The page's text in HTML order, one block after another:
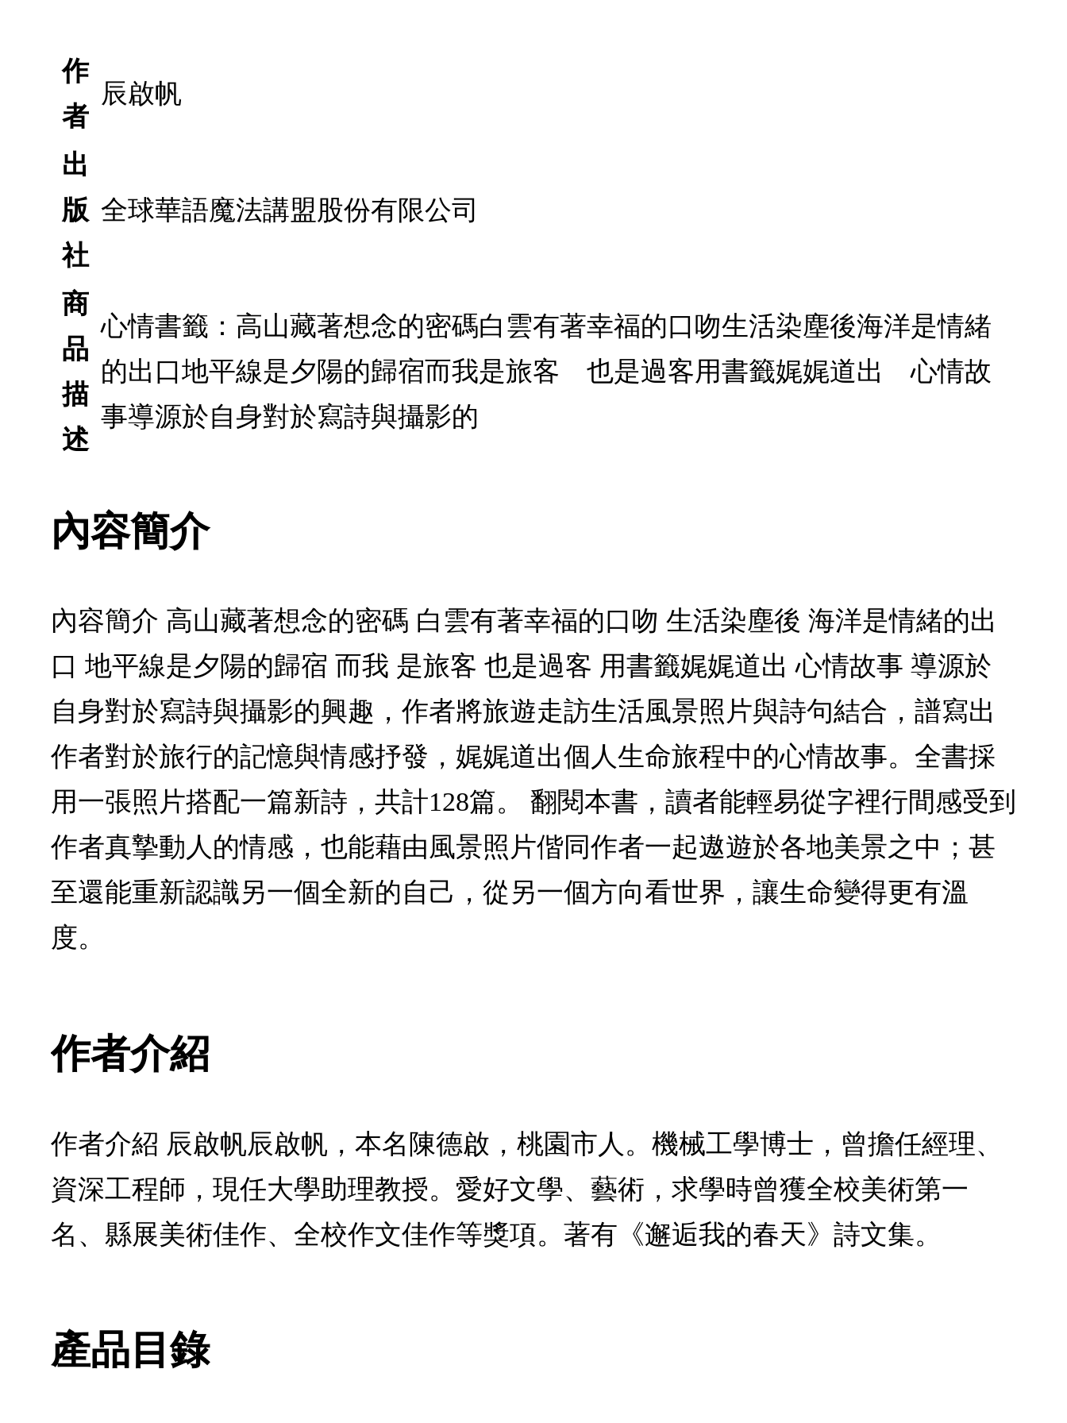
作
者
辰啟帆
出
版
社
全球華語魔法講盟股份有限公司
商
品
描
述
心情書籤：高山藏著想念的密碼白雲有著幸福的口吻生活染塵後海洋是情緒
的出口地平線是夕陽的歸宿而我是旅客 也是過客用書籤娓娓道出 心情故
事導源於自身對於寫詩與攝影的
內容簡介
內容簡介 高山藏著想念的密碼 白雲有著幸福的口吻 生活染塵後 海洋是情緒的出
口 地平線是夕陽的歸宿 而我 是旅客 也是過客 用書籤娓娓道出 心情故事 導源於
自身對於寫詩與攝影的興趣，作者將旅遊走訪生活風景照片與詩句結合，譜寫出
作者對於旅行的記憶與情感抒發，娓娓道出個人生命旅程中的心情故事。全書採
用一張照片搭配一篇新詩，共計128篇。 翻閱本書，讀者能輕易從字裡行間感受到
作者真摯動人的情感，也能藉由風景照片偕同作者一起遨遊於各地美景之中；甚
至還能重新認識另一個全新的自己，從另一個方向看世界，讓生命變得更有溫
度。
作者介紹
作者介紹 辰啟帆辰啟帆，本名陳德啟，桃園市人。機械工學博士，曾擔任經理、
資深工程師，現任大學助理教授。愛好文學、藝術，求學時曾獲全校美術第一
名、縣展美術佳作、全校作文佳作等獎項。著有《邂逅我的春天》詩文集。
產品目錄